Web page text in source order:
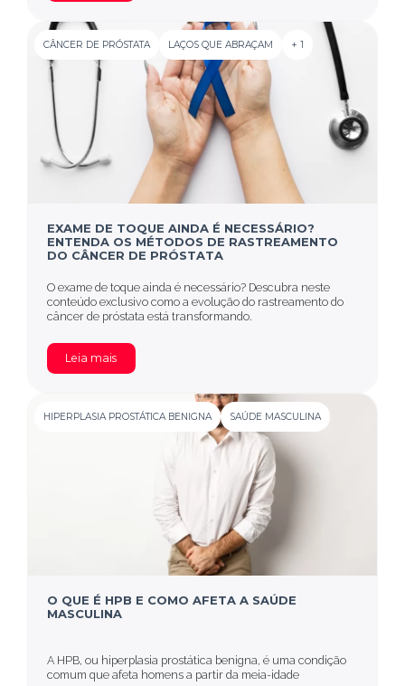
CÂNCER DE PRÓSTATA LAÇOS QUE ABRAÇAM + 1
EXAME DE TOQUE AINDA É NECESSÁRIO?
ENTENDA OS MÉTODOS DE RASTREAMENTO
DO CÂNCER DE PRÓSTATA
O exame de toque ainda é necessário? Descubra neste
conteúdo exclusivo como a evolução do rastreamento do
câncer de próstata está transformando.
Leia mais
HIPERPLASIA PROSTÁTICA BENIGNA SAÚDE MASCULINA
O QUE É HPB E COMO AFETA A SAÚDE
MASCULINA
A HPB, ou hiperplasia prostática benigna, é uma condição
comum que afeta homens a partir da meia-idade